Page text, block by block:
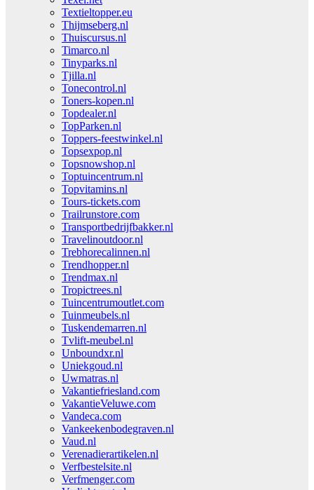
Textieltopper.eu
Thijmseberg.nl
Thuiscursus.nl
Timarco.nl
Tinyparks.nl
Tjilla.nl
Tonecontrol.nl
Toners-kopen.nl
Topdealer.nl
TopParken.nl
Toppers-feestwinkel.nl
Topsexpop.nl
Topsnowshop.nl
Toptuincentrum.nl
Topvitamins.nl
Tours-tickets.com
Trailrunstore.com
Transportbedrijfbakker.nl
Travelinoutdoor.nl
Trebhorecalinnen.nl
Trendhopper.nl
Trendmax.nl
Tropictrees.nl
Tuincentrumoutlet.com
Tuinmeubels.nl
Tuskendemarren.nl
Tvlift-meubel.nl
Unboundxr.nl
Uniekgoud.nl
Uwmatras.nl
Vakantiefriesland.com
VakantieVeluwe.com
Vandeca.com
Vankeekenbodegraven.nl
Vaud.nl
Verenadierartikelen.nl
Verfbestelsite.nl
Verfmenger.com